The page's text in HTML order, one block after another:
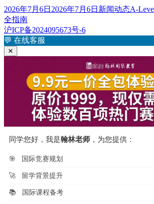
发
布
于
2026年7月6日 2026年7月6日 分
新闻动态标
A-
全指南
沪ICP备2024095673号-6
💬 在线客服
✕
同学您好，我是翰林老师 ，为您提供：
🎯 国际竞赛规划
🚀 留学背景提升
📚 国际课程备考